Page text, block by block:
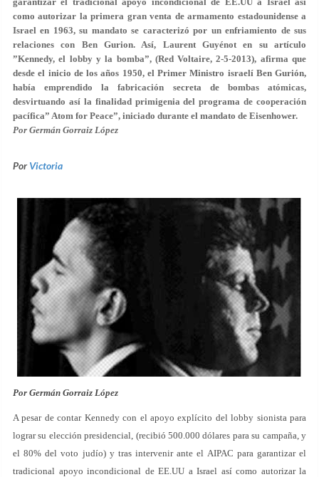
como autorizar la primera gran venta de armamento estadounidense a
Israel en 1963, su mandato se caracterizó por un enfriamiento de sus
relaciones con Ben Gurion. Así, Laurent Guyénot en su artículo
”Kennedy, el lobby y la bomba”, (Red Voltaire, 2-5-2013), afirma que
desde el inicio de los años 1950, el Primer Ministro israelí Ben Gurión,
había emprendido la fabricación secreta de bombas atómicas,
desvirtuando así la finalidad primigenia del programa de cooperación
pacífica” Atom for Peace”, iniciado durante el mandato de Eisenhower.
Por Germán Gorraiz López
PorVictoria
Por Germán Gorraiz López
A pesar de contar Kennedy con el apoyo explícito del lobby sionista para
lograr su elección presidencial, (recibió 500.000 dólares para su campaña, y
el 80% del voto judío) y tras intervenir ante el AIPAC para garantizar el
tradicional apoyo incondicional de EE.UU a Israel así como autorizar la